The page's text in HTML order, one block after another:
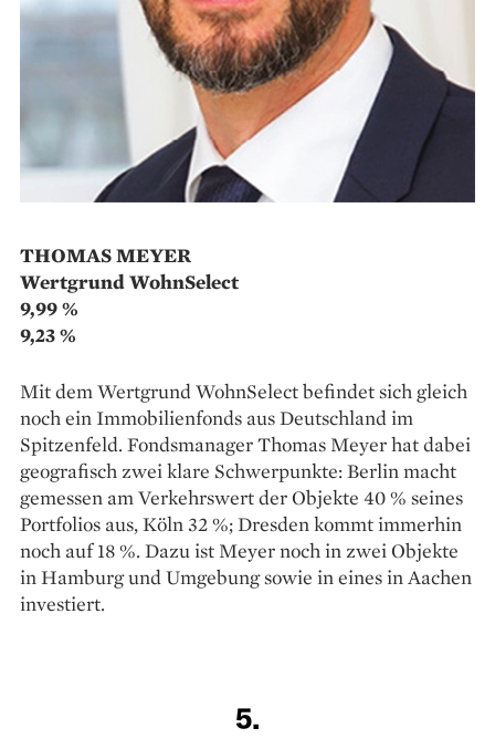
THOMAS MEYER
Wertgrund WohnSelect
9,99 %
9,23 %
Mit dem Wertgrund WohnSelect ­befindet sich gleich
noch ein Immobilienfonds aus Deutschland im
Spitzenfeld. Fondsmanager Thomas Meyer hat dabei
geografisch zwei klare Schwerpunkte: Berlin macht
gemessen am Verkehrswert der Objekte 40 % seines
Port­folios aus, Köln 32 %; Dresden kommt ­immerhin
noch auf 18 %. Dazu ist Meyer noch in zwei Objekte
in Hamburg und Umgebung sowie in eines in Aachen
investiert.
5.